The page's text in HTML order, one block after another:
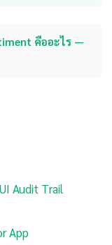
คืออะไร —
Audit Trail
App